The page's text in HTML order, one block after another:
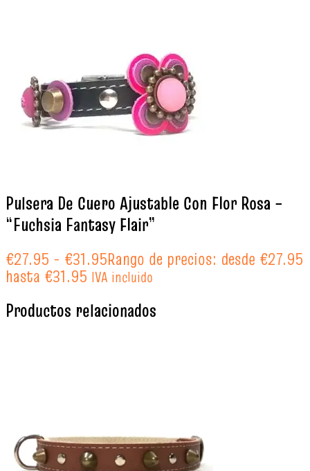
Pulsera De Cuero Ajustable Con Flor Rosa –
“Fuchsia Fantasy Flair”
€27.95 - €31.95Rango de precios: desde €27.95
hasta €31.95 IVA incluido
Productos relacionados